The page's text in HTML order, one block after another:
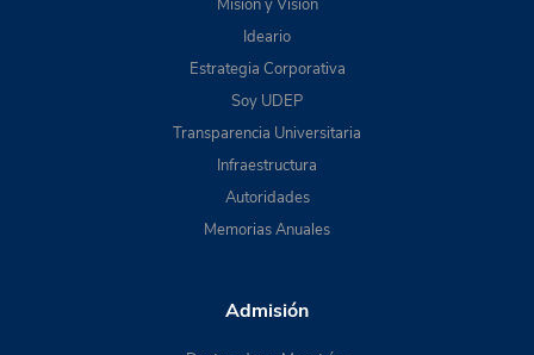
Misión y Visión
Ideario
Estrategia Corporativa
Soy UDEP
Transparencia Universitaria
Infraestructura
Autoridades
Memorias Anuales
Admisión